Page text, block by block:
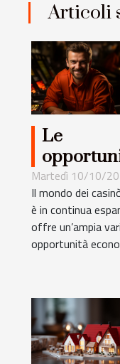
Articoli
Le
nei
online:
gratis
Martedì 10/10/
Il mondo dei
è in continua
offre un’ampia
opportunità